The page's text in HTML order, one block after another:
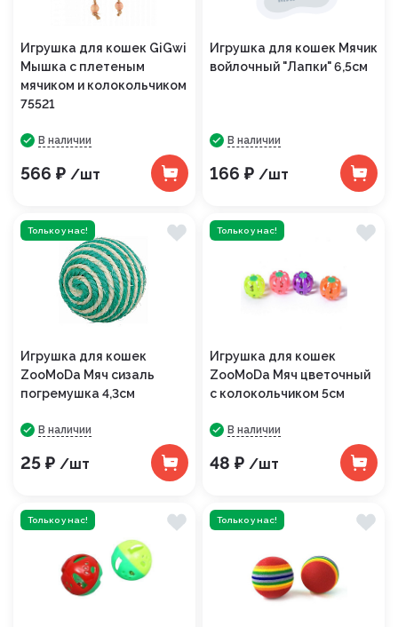
Игрушка для кошек GiGwi
Мышка с плетеным
мячиком и колокольчиком
75521
В наличии
566 ₽ /шт
Игрушка для кошек Мячик
войлочный "Лапки" 6,5см
В наличии
166 ₽ /шт
Игрушка для кошек
ZooMoDa Мяч сизаль
погремушка 4,3см
В наличии
25 ₽ /шт
Только у нас!
Игрушка для кошек
ZooMoDa Мяч цветочный
с колокольчиком 5см
В наличии
48 ₽ /шт
Только у нас!
Только у нас! Только у нас!